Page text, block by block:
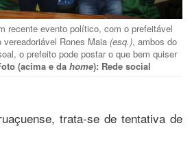
recente evento político, com o prefeitável
vereadoriável Rones Maia (esq.), ambos do
o prefeito pode postar o que bem quiser
(acima e da home): Rede social
trata-se de tentativa de